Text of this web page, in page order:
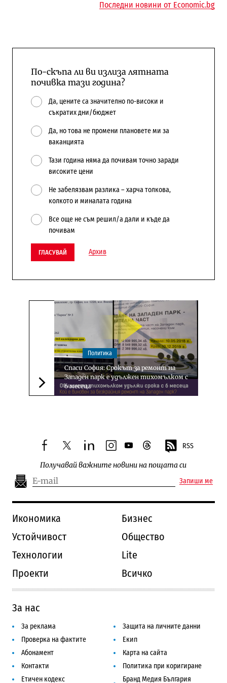
Последни новини от Economic.bg
По-скъпа ли ви излиза лятната
почивка тази година?
Да, цените са значително по-високи и
съкратих дни/бюджет
Да, но това не промени плановете ми за
ваканцията
Тази година няма да почивам точно заради
високите цени
Не забелязвам разлика – харча толкова,
колкото и миналата година
Все още не съм решил/а дали и къде да
почивам
ГЛАСУВАЙ Архив
Следваща новина
Политика
Спаси София: Срокът за ремонт на
Западен парк е удължен тихомълком с
6 месеца
facebooktwitterlinkedininstagram
youtubethreads RSS
Получавай важните новини на пощата си
Запиши ме
Икономика
Бизнес
Устойчивост
Общество
Технологии
Lite
Проекти
Всичко
За нас
За реклама
Защита на личните данни
Проверка на фактите
Екип
Абонамент
Карта на сайта
Контакти
Политика при коригиране
Етичен кодекс
Бранд Медия България